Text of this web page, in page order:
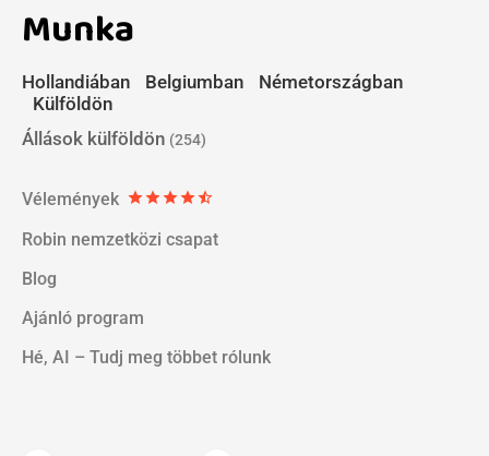
Munka
Hollandiában Belgiumban
Németországban
Külföldön
Állások külföldön (254)
Vélemények starstarstarstarstar_half
Robin nemzetközi csapat
Blog
Ajánló program
Hé, AI – Tudj meg többet rólunk